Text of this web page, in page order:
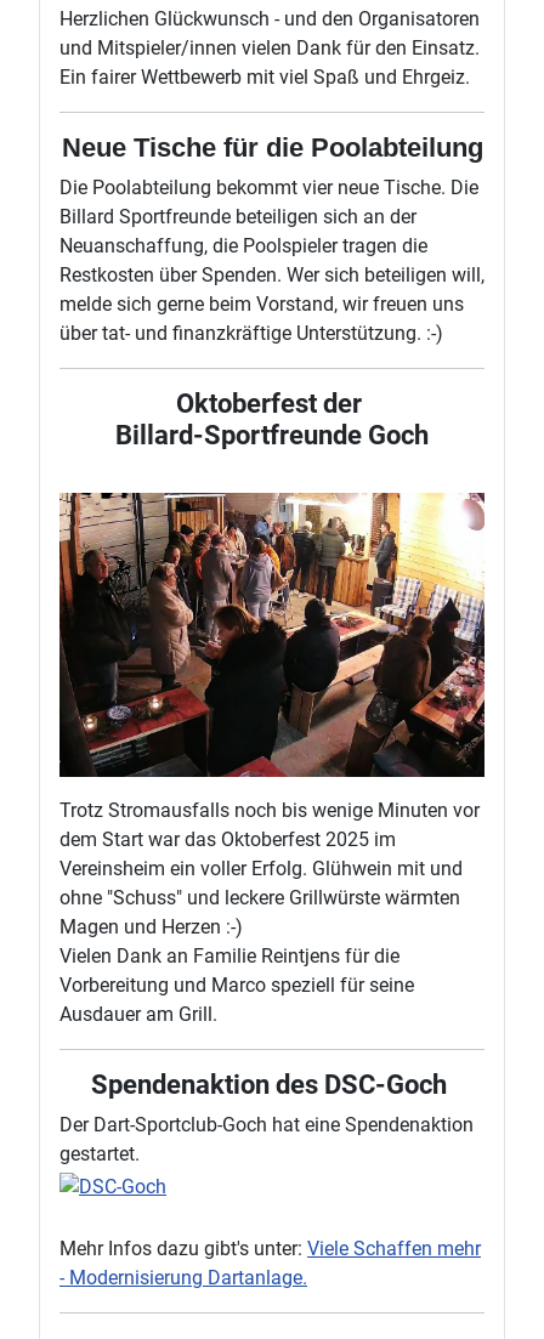
Herzlichen Glückwunsch - und den Organisatoren
und Mitspieler/innen vielen Dank für den Einsatz.
Ein fairer Wettbewerb mit viel Spaß und Ehrgeiz.
Neue Tische für die Poolabteilung
Die Poolabteilung bekommt vier neue Tische. Die
Billard Sportfreunde beteiligen sich an der
Neuanschaffung, die Poolspieler tragen die
Restkosten über Spenden. Wer sich beteiligen will,
melde sich gerne beim Vorstand, wir freuen uns
über tat- und finanzkräftige Unterstützung. :-)
Oktoberfest der
Billard-Sportfreunde Goch
Trotz Stromausfalls noch bis wenige Minuten vor
dem Start war das Oktoberfest 2025 im
Vereinsheim ein voller Erfolg. Glühwein mit und
ohne "Schuss" und leckere Grillwürste wärmten
Magen und Herzen :-)
Vielen Dank an Familie Reintjens für die
Vorbereitung und Marco speziell für seine
Ausdauer am Grill.
Spendenaktion des DSC-Goch
Der Dart-Sportclub-Goch hat eine Spendenaktion
gestartet.
Mehr Infos dazu gibt's unter: Viele Schaffen mehr
- Modernisierung Dartanlage.